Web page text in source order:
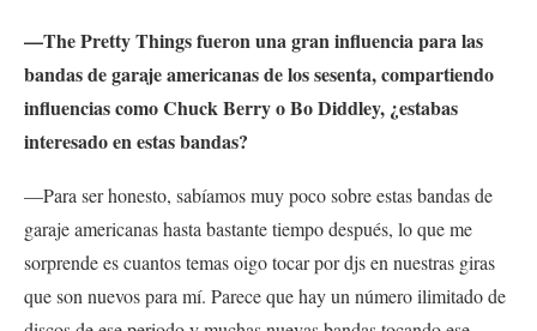
—The Pretty Things fueron una gran influencia para las
bandas de garaje americanas de los sesenta, compartiendo
influencias como Chuck Berry o Bo Diddley, ¿estabas
interesado en estas bandas?
—Para ser honesto, sabíamos muy poco sobre estas bandas de
garaje americanas hasta bastante tiempo después, lo que me
sorprende es cuantos temas oigo tocar por djs en nuestras giras
que son nuevos para mí. Parece que hay un número ilimitado de